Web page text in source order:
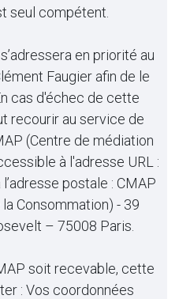
seul compétent.
en priorité au
Faugier afin de le
cas d'échec de cette
recourir au service de
(Centre de médiation
à l'adresse URL :
postale : CMAP
Consommation) - 39
– 75008 Paris.
soit recevable, cette
: Vos coordonnées